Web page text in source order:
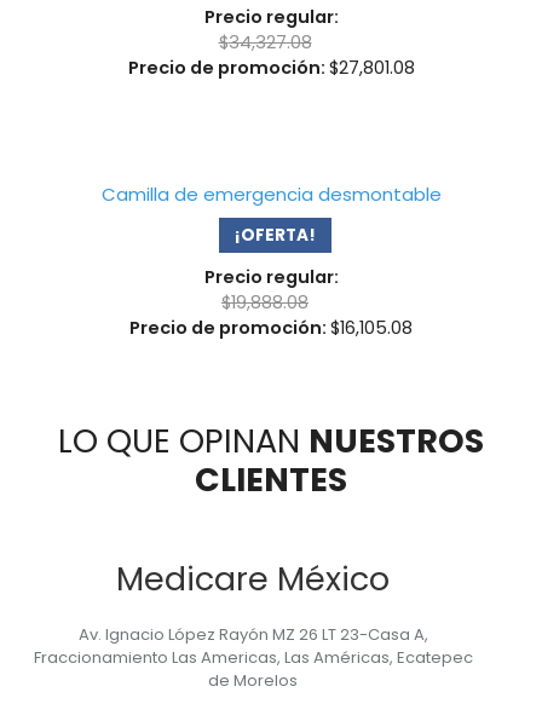
Precio regular:
$34,327.08
Precio de promoción: $27,801.08
Camilla de emergencia desmontable
¡OFERTA!
Precio regular:
$19,888.08
Precio de promoción: $16,105.08
LO QUE OPINAN NUESTROS
CLIENTES
Medicare México
Av. Ignacio López Rayón MZ 26 LT 23-Casa A,
Fraccionamiento Las Americas, Las Américas, Ecatepec
de Morelos